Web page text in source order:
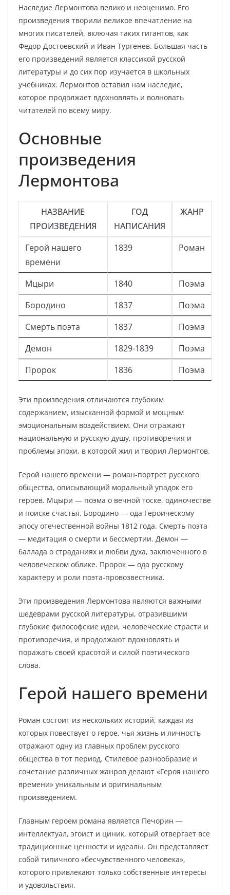
Наследие Лермонтова велико и неоценимо. Его
произведения творили великое впечатление на
многих писателей, включая таких гигантов, как
Федор Достоевский и Иван Тургенев. Большая часть
его произведений является классикой русской
литературы и до сих пор изучается в школьных
учебниках. Лермонтов оставил нам наследие,
которое продолжает вдохновлять и волновать
читателей по всему миру.
Основные
произведения
Лермонтова
НАЗВАНИЕ
ПРОИЗВЕДЕНИЯ
ГОД
НАПИСАНИЯ
ЖАНР
Герой нашего
времени
1839 Роман
Мцыри 1840
Поэма
Бородино
1837
Поэма
Смерть поэта
1837
Поэма
Демон
1829-1839
Поэма
Пророк
1836 Поэма
Эти произведения отличаются глубоким
содержанием, изысканной формой и мощным
эмоциональным воздействием. Они отражают
национальную и русскую душу, противоречия и
проблемы эпохи, в которой жил и творил Лермонтов.
Герой нашего времени — роман-портрет русского
общества, описывающий моральный упадок его
героев. Мцыри — поэма о вечной тоске, одиночестве
и поиске счастья. Бородино — ода Героическому
эпосу отечественной войны 1812 года. Смерть поэта
— медитация о смерти и бессмертии. Демон —
баллада о страданиях и любви духа, заключенного в
человеческом облике. Пророк — ода русскому
характеру и роли поэта-провозвестника.
Эти произведения Лермонтова являются важными
шедеврами русской литературы, отразившими
глубокие философские идеи, человеческие страсти и
противоречия, и продолжают вдохновлять и
поражать своей красотой и силой поэтического
слова.
Герой нашего времени
Роман состоит из нескольких историй, каждая из
которых повествует о герое, чья жизнь и личность
отражают одну из главных проблем русского
общества в тот период. Стилевое разнообразие и
сочетание различных жанров делают «Героя нашего
времени» уникальным и оригинальным
произведением.
Главным героем романа является Печорин —
интеллектуал, эгоист и циник, который отвергает все
традиционные ценности и идеалы. Он представляет
собой типичного «бесчувственного человека»,
которого привлекают только собственные интересы
и удовольствия.